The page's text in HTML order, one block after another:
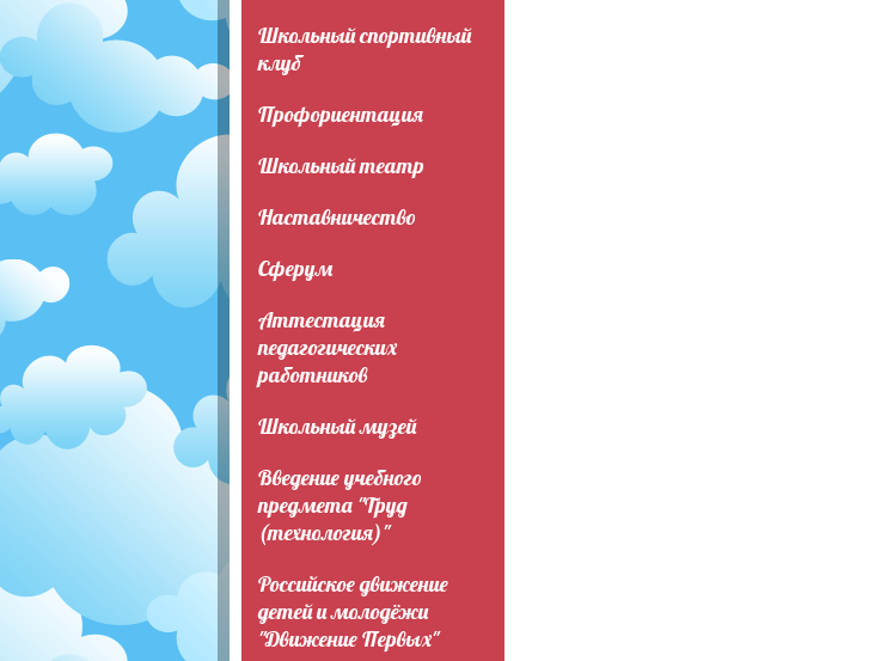
Школьный спортивный
клуб
Профориентация
Школьный театр
Наставничество
Сферум
Аттестация
педагогических
работников
Школьный музей
Введение учебного
предмета "Труд
(технология)"
Российское движение
детей и молодёжи
"Движение Первых"